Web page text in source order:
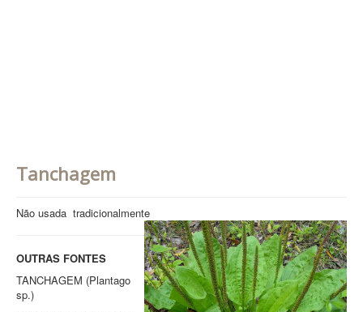
Tanchagem
Não usada tradicionalmente
OUTRAS FONTES
TANCHAGEM (Plantago
sp.)